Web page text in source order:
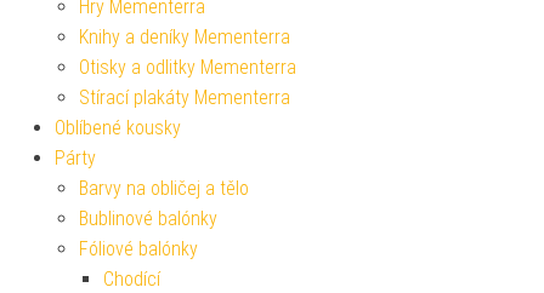
Hry Mementerra
Knihy a deníky Mementerra
Otisky a odlitky Mementerra
Stírací plakáty Mementerra
Oblíbené kousky
Párty
Barvy na obličej a tělo
Bublinové balónky
Fóliové balónky
Chodící